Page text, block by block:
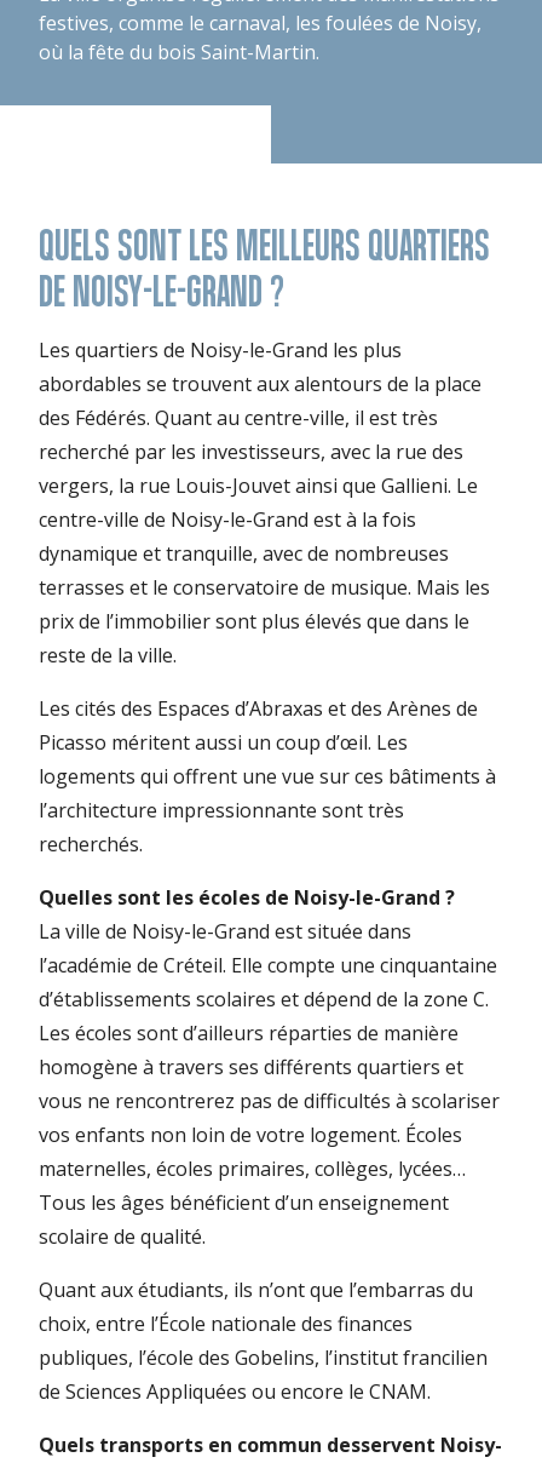
festives, comme le carnaval, les foulées de Noisy,
où la fête du bois Saint-Martin.
QUELS SONT LES MEILLEURS QUARTIERS
DE NOISY-LE-GRAND ?
Les quartiers de Noisy-le-Grand les plus
abordables se trouvent aux alentours de la place
des Fédérés. Quant au centre-ville, il est très
recherché par les investisseurs, avec la rue des
vergers, la rue Louis-Jouvet ainsi que Gallieni. Le
centre-ville de Noisy-le-Grand est à la fois
dynamique et tranquille, avec de nombreuses
terrasses et le conservatoire de musique. Mais les
prix de l’immobilier sont plus élevés que dans le
reste de la ville.
Les cités des Espaces d’Abraxas et des Arènes de
Picasso méritent aussi un coup d’œil. Les
logements qui offrent une vue sur ces bâtiments à
l’architecture impressionnante sont très
recherchés.
Quelles sont les écoles de Noisy-le-Grand ?
La ville de Noisy-le-Grand est située dans
l’académie de Créteil. Elle compte une cinquantaine
d’établissements scolaires et dépend de la zone C.
Les écoles sont d’ailleurs réparties de manière
homogène à travers ses différents quartiers et
vous ne rencontrerez pas de difficultés à scolariser
vos enfants non loin de votre logement. Écoles
maternelles, écoles primaires, collèges, lycées…
Tous les âges bénéficient d’un enseignement
scolaire de qualité.
Quant aux étudiants, ils n’ont que l’embarras du
choix, entre l’École nationale des finances
publiques, l’école des Gobelins, l’institut francilien
de Sciences Appliquées ou encore le CNAM.
Quels transports en commun desservent Noisy-